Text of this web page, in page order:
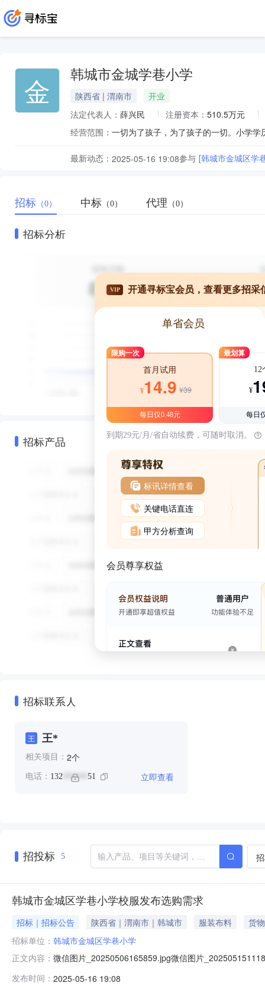
金 韩城市金城学巷小学
陕西省 | 渭南市
开业
法定代表人： 薛兴民 注册资本： 510.5万元
经营范围： 一切为了孩子，为了孩子的一切。小学
最新动态： 2025-05-16 19:08参与 [韩城市金城区学
招标 （0） 中标 （0） 代理 （0）
招标分析
招标产品
VIP 开通寻标宝会员，查看更多招采
单省会员
限购一次
首月试用
¥14.9 ¥39
每日仅0.48元
最划算
12
¥
每日
到期29元/月/省自动续费，可随时取消。
标讯详情查看
关键电话直连
甲方分析查询
会员尊享权益
招标联系人
王 王*
相关项目： 2个
电话： 132 ****** 51 立即查看
招投标 5
韩城市金城区学巷小学校服发布选购需求
招标｜招标公告 陕西省｜渭南市｜韩城市 服装布料
货物
招标单位： 韩城市金城区学巷小学
正文内容： 微信图片_20250506165859.jpg微信图片
与决策：学校与家长委员、家长代表共同商讨校服的款
发布时间： 2025-05-16 19:08